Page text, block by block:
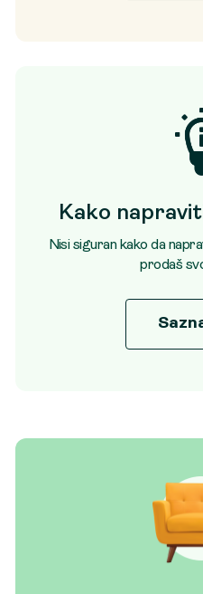
Kako
Nisi siguran kako da
prodaš